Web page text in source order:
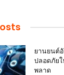
ยานยนต์
ปลอดภัย
พลาด